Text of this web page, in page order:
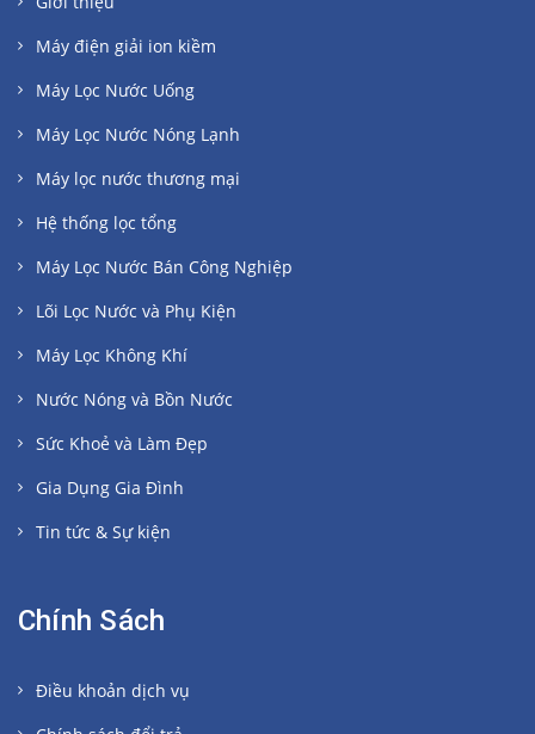
Máy điện giải ion kiềm
Máy Lọc Nước Uống
Máy Lọc Nước Nóng Lạnh
Máy lọc nước thương mại
Hệ thống lọc tổng
Máy Lọc Nước Bán Công Nghiệp
Lõi Lọc Nước và Phụ Kiện
Máy Lọc Không Khí
Nước Nóng và Bồn Nước
Sức Khoẻ và Làm Đẹp
Gia Dụng Gia Đình
Tin tức & Sự kiện
Chính Sách
Điều khoản dịch vụ